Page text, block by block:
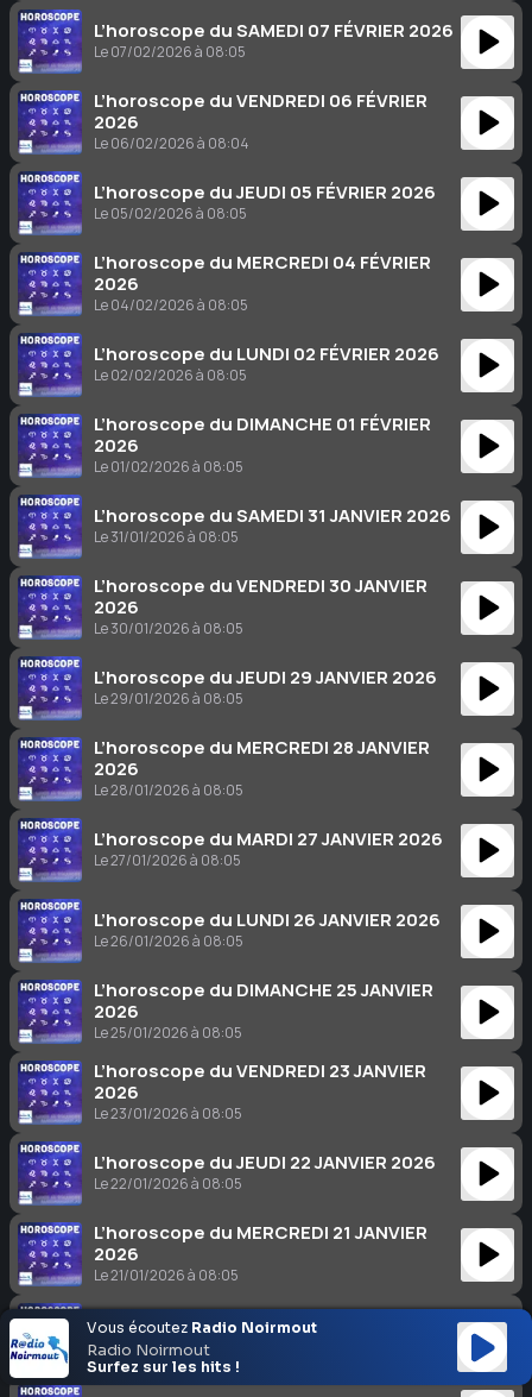
L’horoscope du SAMEDI 07 FÉVRIER 2026
Le 07/02/2026 à 08:05
L’horoscope du VENDREDI 06 FÉVRIER
2026
Le 06/02/2026 à 08:04
L’horoscope du JEUDI 05 FÉVRIER 2026
Le 05/02/2026 à 08:05
L’horoscope du MERCREDI 04 FÉVRIER
2026
Le 04/02/2026 à 08:05
L’horoscope du LUNDI 02 FÉVRIER 2026
Le 02/02/2026 à 08:05
L’horoscope du DIMANCHE 01 FÉVRIER
2026
Le 01/02/2026 à 08:05
L’horoscope du SAMEDI 31 JANVIER 2026
Le 31/01/2026 à 08:05
L’horoscope du VENDREDI 30 JANVIER
2026
Le 30/01/2026 à 08:05
L’horoscope du JEUDI 29 JANVIER 2026
Le 29/01/2026 à 08:05
L’horoscope du MERCREDI 28 JANVIER
2026
Le 28/01/2026 à 08:05
L’horoscope du MARDI 27 JANVIER 2026
Le 27/01/2026 à 08:05
L’horoscope du LUNDI 26 JANVIER 2026
Le 26/01/2026 à 08:05
L’horoscope du DIMANCHE 25 JANVIER
2026
Le 25/01/2026 à 08:05
L’horoscope du VENDREDI 23 JANVIER
2026
Le 23/01/2026 à 08:05
L’horoscope du JEUDI 22 JANVIER 2026
Le 22/01/2026 à 08:05
L’horoscope du MERCREDI 21 JANVIER
2026
Le 21/01/2026 à 08:05
L’horoscope du MARDI 20 JANVIER 2026
Le 20/01/2026 à 08:05
Vous écoutez Radio Noirmout
Radio Noirmout
Surfez sur les hits !